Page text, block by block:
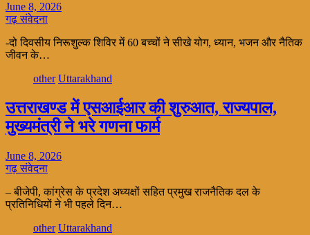
June 8, 2026
गढ़ संवेदना
-दो दिवसीय निरूशुल्क शिविर में 60 बच्चों ने सीखे योग, ध्यान, भजन और नैतिक
जीवन के…
other Uttarakhand
उत्तराखण्ड में एसआईआर की शुरुआत, राज्यपाल,
मुख्यमंत्री ने भरे गणना फार्म
June 8, 2026
गढ़ संवेदना
– बीजेपी, कांग्रेस के प्रदेश अध्यक्षों सहित प्रमुख राजनैतिक दल के
प्रतिनिधियों ने भी पहले दिन…
other Uttarakhand